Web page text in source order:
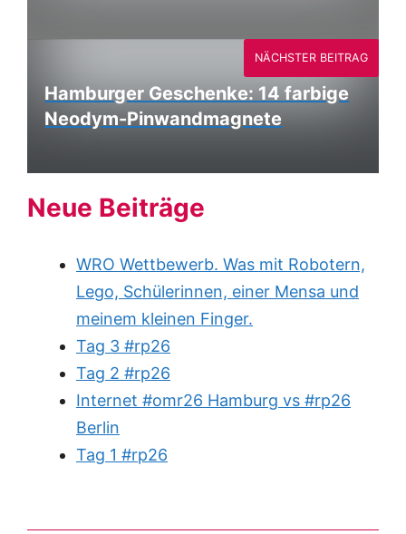
Hamburger Geschenke: 14 farbige
Neodym-Pinwandmagnete
NÄCHSTER BEITRAG
Neue Beiträge
WRO Wettbewerb. Was mit Robotern,
Lego, Schülerinnen, einer Mensa und
meinem kleinen Finger.
Tag 3 #rp26
Tag 2 #rp26
Internet #omr26 Hamburg vs #rp26
Berlin
Tag 1 #rp26